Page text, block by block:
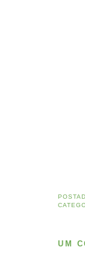
UM